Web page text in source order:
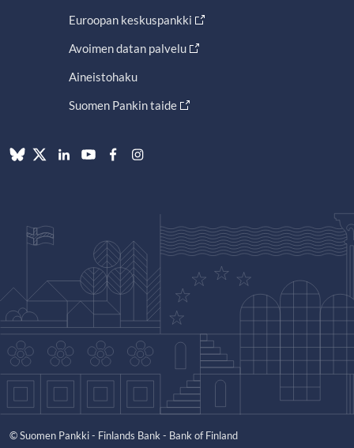
Euroopan keskuspankki
Avoimen datan palvelu
Aineistohaku
Suomen Pankin taide
© Suomen Pankki - Finlands Bank - Bank of Finland